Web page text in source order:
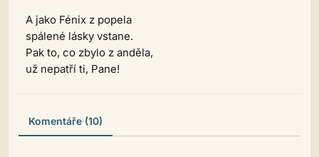
A jako Fénix z popela
spálené lásky vstane.
Pak to, co zbylo z anděla,
už nepatří ti, Pane!
Komentáře (10)